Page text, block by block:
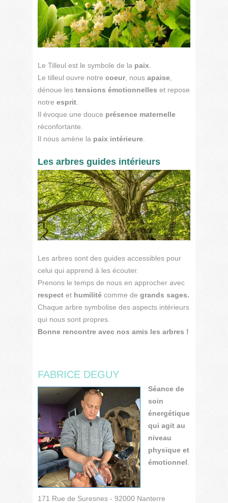
Le Tilleul est le symbole de la paix
Le tilleul ouvre notre coeur, nous apaise
dénoue les tensions émotionnelles et repose
notre esprit
Il évoque une douce présence maternelle
réconfortante.
Il nous amène la paix intérieure
Les arbres guides intérieurs
Les arbres sont des guides accessibles pour
celui qui apprend à les écouter.
Prenons le temps de nous en approcher avec
respect et humilité comme de grands sages.
Chaque arbre symbolise des aspects intérieurs
qui nous sont propres.
Bonne rencontre avec nos amis les arbres !
FABRICE DEGUY
Séance de
soin
énergétique
qui agit au
niveau
physique et
émotionnel
171 Rue de Suresnes - 92000 Nanterre